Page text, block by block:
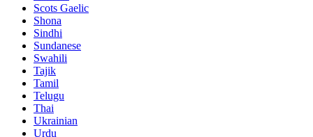
Scots Gaelic
Shona
Sindhi
Sundanese
Swahili
Tajik
Tamil
Telugu
Thai
Ukrainian
Urdu